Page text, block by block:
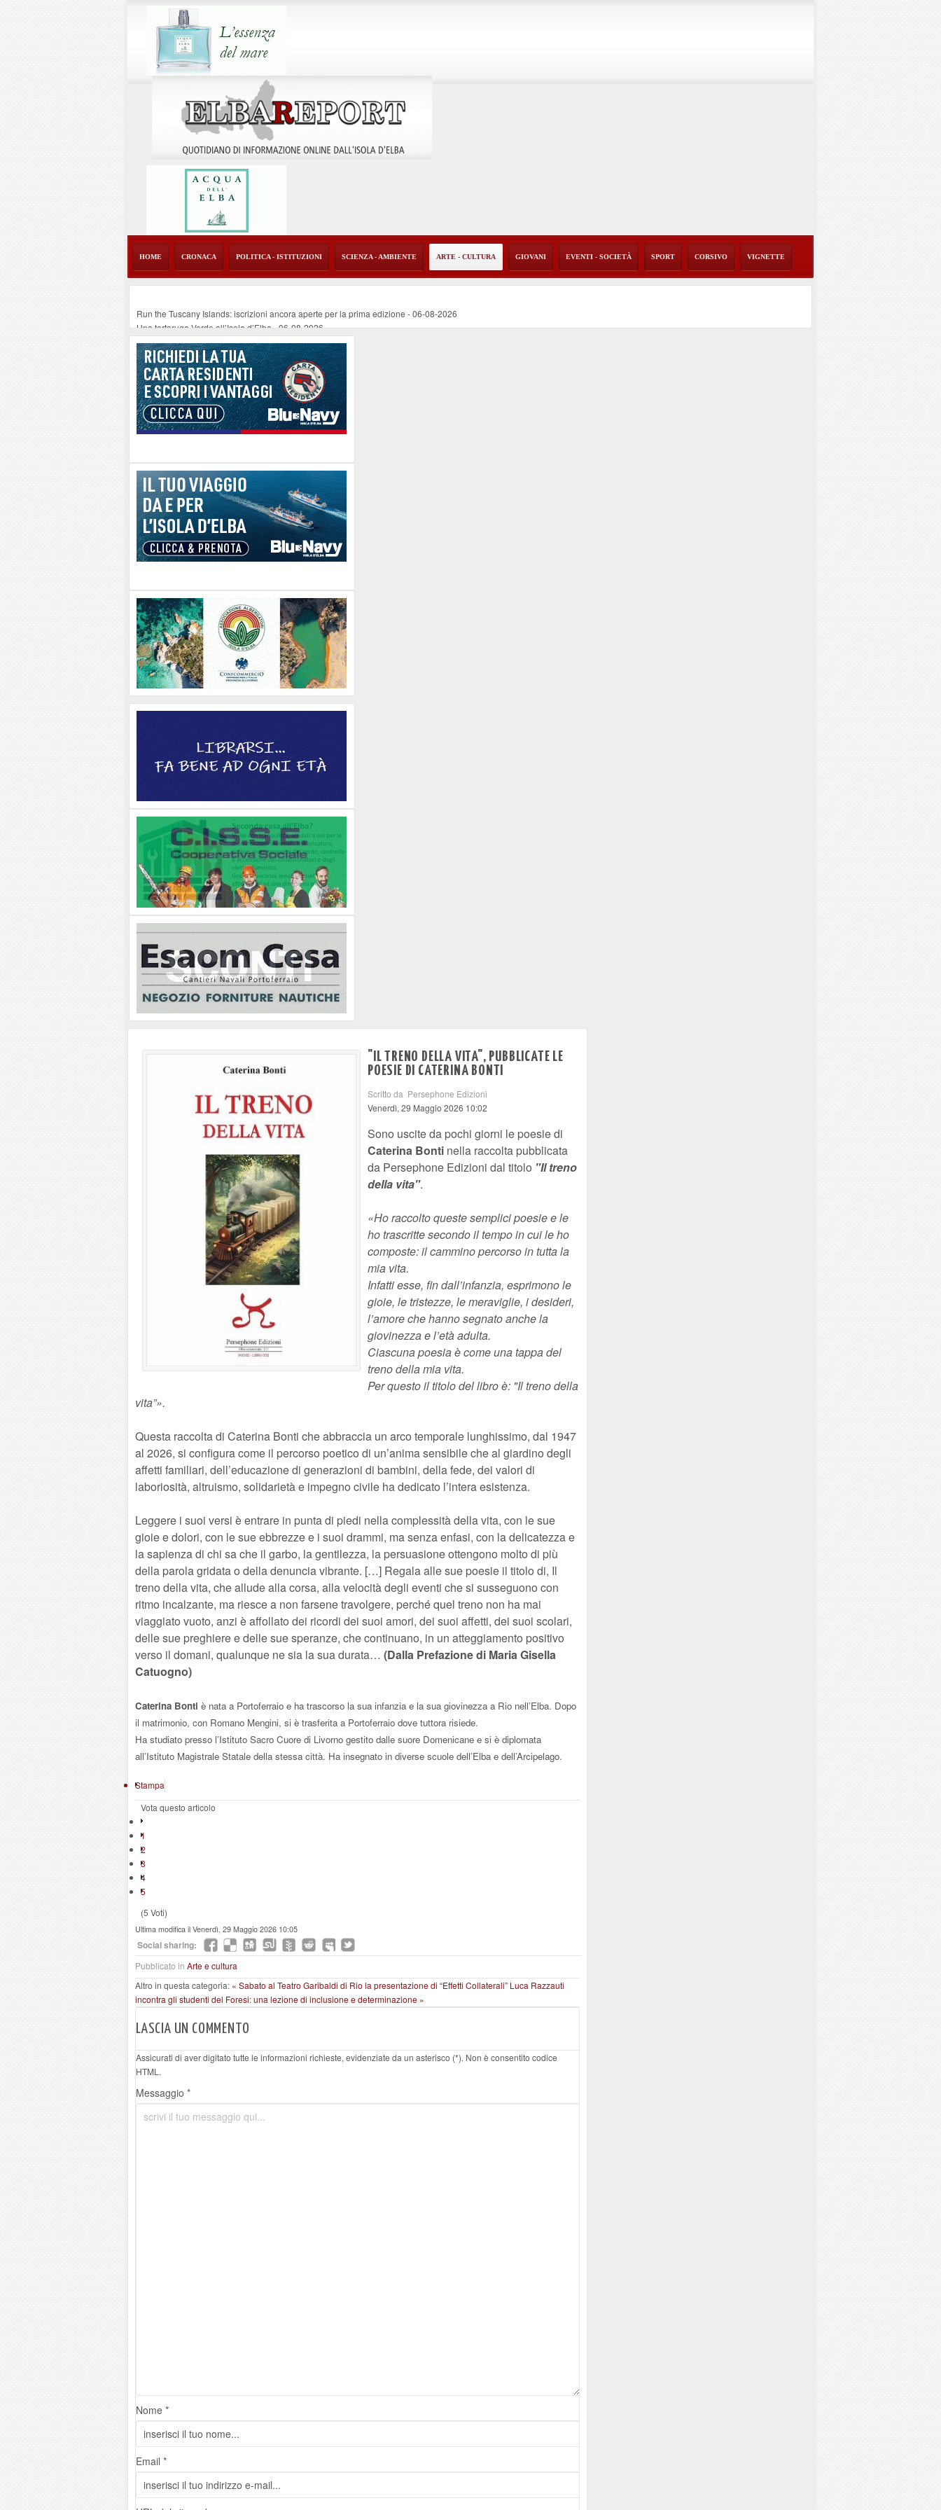
HOME CRONACA POLITICA - ISTITUZIONI SCIENZA - AMBIENTE ARTE - CULTURA GIOVANI EVENTI - SOCIETÀ SPORT CORSIVO VIGNETTE
Run the Tuscany Islands: iscrizioni ancora aperte per la prima edizione -06-08-2026
Una tartaruga Verde all’Isola d’Elba-06-08-2026
Furgone in fiamme a Capoliveri, illeso il conducente-06-08-2026
Campo: chiusura della biblioteca comunale in occasione del Santo Patrono
A Carpani si apre la Festa di Liberazione: il programma della prima serata
"IL TRENO DELLA VITA", PUBBLICATE LE
POESIE DI CATERINA BONTI
Scritto da Persephone Edizioni
Venerdì, 29 Maggio 2026 10:02
Sono uscite da pochi giorni le poesie di
Caterina Bonti nella raccolta pubblicata
da Persephone Edizioni dal titolo "Il treno
della vita".
«Ho raccolto queste semplici poesie e le
ho trascritte secondo il tempo in cui le ho
composte: il cammino percorso in tutta la
mia vita.
Infatti esse, fin dall’infanzia, esprimono le
gioie, le tristezze, le meraviglie, i desideri,
l’amore che hanno segnato anche la
giovinezza e l’età adulta.
Ciascuna poesia è come una tappa del
treno della mia vita.
Per questo il titolo del libro è: "Il treno della
vita”».
Questa raccolta di Caterina Bonti che abbraccia un arco temporale lunghissimo, dal 1947
al 2026, si configura come il percorso poetico di un’anima sensibile che al giardino degli
affetti familiari, dell’educazione di generazioni di bambini, della fede, dei valori di
laboriosità, altruismo, solidarietà e impegno civile ha dedicato l’in­tera esistenza.
Leggere i suoi versi è entrare in punta di piedi nella complessità della vita, con le sue
gioie e dolori, con le sue ebbrezze e i suoi drammi, ma senza enfasi, con la delicatezza e
la sapienza di chi sa che il garbo, la gentilezza, la persuasione ottengono molto di più
della parola gridata o della denuncia vibrante. […] Regala alle sue poesie il titolo di, Il
treno della vita, che allude alla corsa, alla velocità degli eventi che si susseguono con
ritmo incalzante, ma riesce a non farsene travolgere, perché quel treno non ha mai
viaggiato vuoto, anzi è affollato dei ricordi dei suoi amori, dei suoi affetti, dei suoi scolari,
delle sue preghiere e delle sue speranze, che continuano, in un atteggiamento positivo
verso il domani, qualunque ne sia la sua durata… (Dalla Prefazione di Maria Gisella
Catuogno)
Caterina Bonti è nata a Portoferraio e ha trascorso la sua infanzia e la sua giovinezza a Rio nell’Elba. Dopo
il matrimonio, con Romano Mengini, si è trasferita a Portoferraio dove tuttora risiede.
Ha studiato presso l’Istituto Sacro Cuore di Livorno gestito dalle suore Domenicane e si è diplomata
all’Istituto Magistrale Statale della stessa città. Ha insegnato in diverse scuole dell’Elba e dell’Arcipelago.
Stampa
Vota questo articolo
1
2
3
4
5
(5 Voti)
Ultima modifica il Venerdì, 29 Maggio 2026 10:05
Social sharing:
Pubblicato in Arte e cultura
Altro in questa categoria: « Sabato al Teatro Garibaldi di Rio la presentazione di “Effetti Collaterali” Luca Razzauti
incontra gli studenti del Foresi: una lezione di inclusione e determinazione »
LASCIA UN COMMENTO
Assicurati di aver digitato tutte le informazioni richieste, evidenziate da un asterisco (*). Non è consentito codice
HTML.
Messaggio *
Nome *
Email *